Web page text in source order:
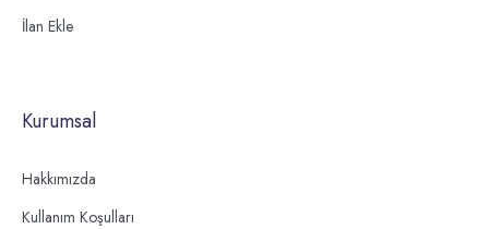
İlan Ekle
Kurumsal
Hakkımızda
Kullanım Koşulları